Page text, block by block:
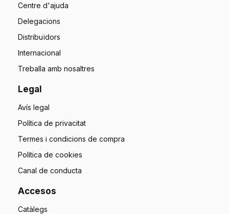
Centre d'ajuda
Delegacions
Distribuïdors
Internacional
Treballa amb nosaltres
Legal
Avís legal
Política de privacitat
Termes i condicions de compra
Política de cookies
Canal de conducta
Accesos
Catàlegs